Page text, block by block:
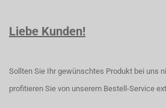
Liebe Kunden!
Sollten Sie Ihr gewünschtes Produkt bei uns
profitieren Sie von unserem Bestell-Service